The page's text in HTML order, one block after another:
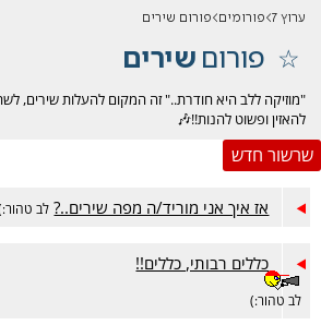
ערוץ 7 פורומים פורום שירים
פורוםשירים
"מוזיקה ללב היא חודרת.." זה המקום להעלות שירים,
להאזין ופשוט להנות!!🎶
שרשור חדש
אז איך אני מוריד/ה מפה שירים..? לב
כללים רבותי, כללים!!
לב טהור:)